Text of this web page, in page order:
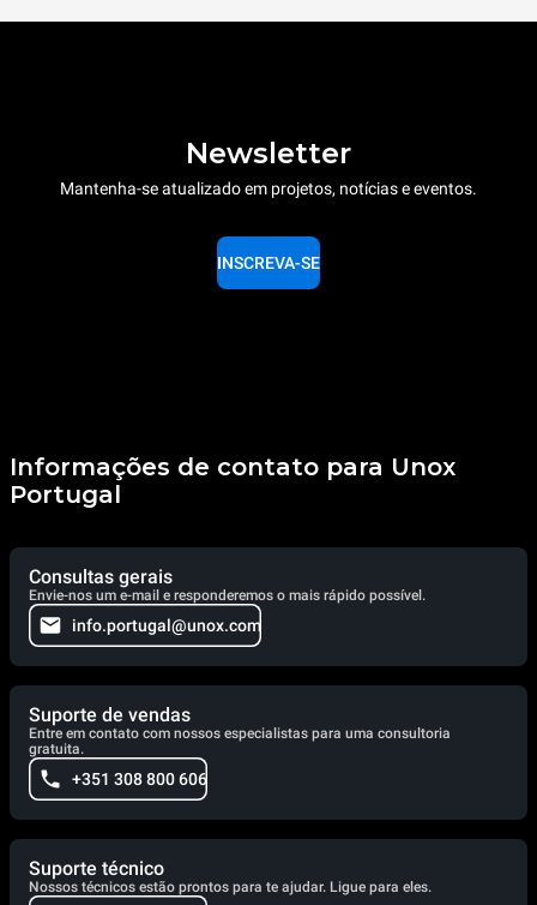
Newsletter
Mantenha-se atualizado em projetos, notícias e eventos.
INSCREVA-SE
Informações de contato para Unox
Portugal
Consultas gerais
Envie-nos um e-mail e responderemos o mais rápido possível.
info.portugal@unox.com
Suporte de vendas
Entre em contato com nossos especialistas para uma consultoria
gratuita.
+351 308 800 606
Suporte técnico
Nossos técnicos estão prontos para te ajudar. Ligue para eles.